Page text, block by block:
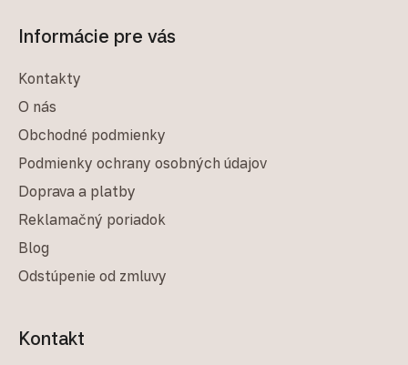
Informácie pre vás
Kontakty
O nás
Obchodné podmienky
Podmienky ochrany osobných údajov
Doprava a platby
Reklamačný poriadok
Blog
Odstúpenie od zmluvy
Kontakt